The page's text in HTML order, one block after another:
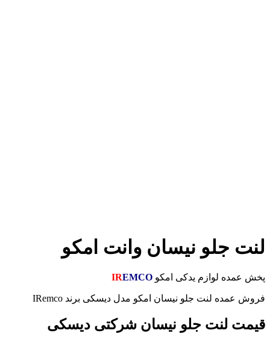
لنت جلو نیسان وانت امکو
پخش عمده لوازم یدکی امکو IREMCO
فروش عمده لنت جلو نیسان امکو مدل دیسکی برند IRemco
قیمت لنت جلو نیسان شرکتی دیسکی